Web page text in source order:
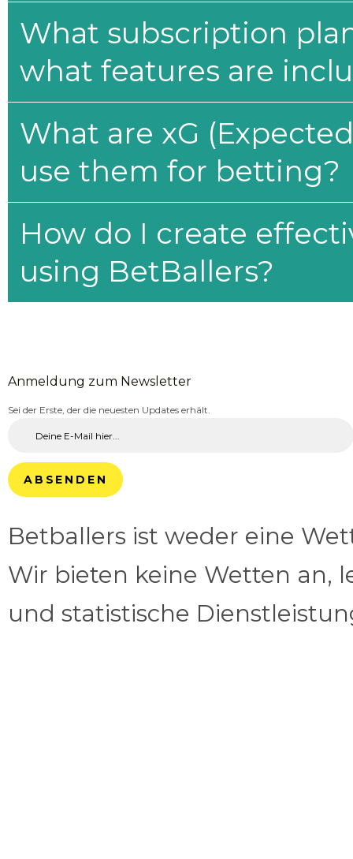
What subscription
what features are
What are xG
use them for betting?
How do I create
using BetBallers?
Anmeldung zum Newsletter
Sei der Erste, der die neuesten Updates erhält.
ABSENDEN
Betballers ist weder eine
Wir bieten keine Wetten an,
und statistische